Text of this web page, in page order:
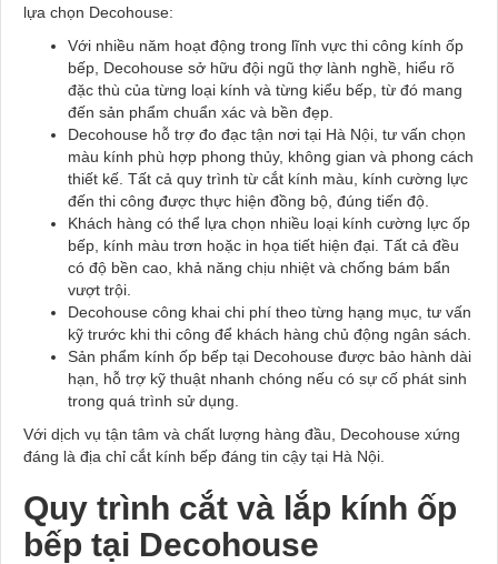
lựa chọn Decohouse:
Với nhiều năm hoạt động trong lĩnh vực thi công kính ốp
bếp, Decohouse sở hữu đội ngũ thợ lành nghề, hiểu rõ
đặc thù của từng loại kính và từng kiểu bếp, từ đó mang
đến sản phẩm chuẩn xác và bền đẹp.
Decohouse hỗ trợ đo đạc tận nơi tại Hà Nội, tư vấn chọn
màu kính phù hợp phong thủy, không gian và phong cách
thiết kế. Tất cả quy trình từ cắt kính màu, kính cường lực
đến thi công được thực hiện đồng bộ, đúng tiến độ.
Khách hàng có thể lựa chọn nhiều loại kính cường lực ốp
bếp, kính màu trơn hoặc in họa tiết hiện đại. Tất cả đều
có độ bền cao, khả năng chịu nhiệt và chống bám bẩn
vượt trội.
Decohouse công khai chi phí theo từng hạng mục, tư vấn
kỹ trước khi thi công để khách hàng chủ động ngân sách.
Sản phẩm kính ốp bếp tại Decohouse được bảo hành dài
hạn, hỗ trợ kỹ thuật nhanh chóng nếu có sự cố phát sinh
trong quá trình sử dụng.
Với dịch vụ tận tâm và chất lượng hàng đầu, Decohouse xứng
đáng là địa chỉ cắt kính bếp đáng tin cậy tại Hà Nội.
Quy trình cắt và lắp kính ốp
bếp tại Decohouse